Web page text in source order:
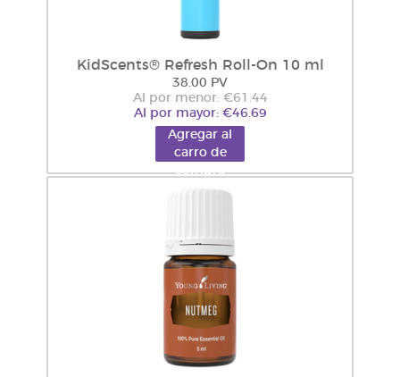
KidScents® Refresh Roll-On 10 ml
38.00 PV
Al por menor: €61.44
Al por mayor: €46.69
Agregar al
carro de
compra